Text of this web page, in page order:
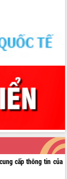
cấp thông tin của